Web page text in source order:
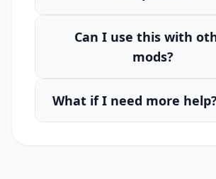
Can I use this with
mods?
What if I need more help?